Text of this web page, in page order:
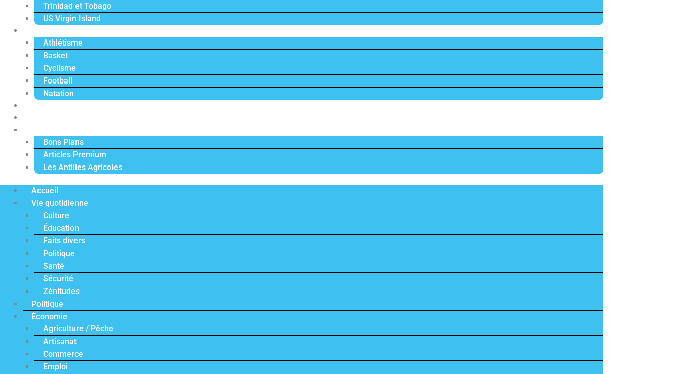
Trinidad et Tobago
US Virgin Island
Athlétisme
Basket
Cyclisme
Football
Natation
Bons Plans
Articles Premium
Les Antilles Agricoles
Accueil
Vie quotidienne
Culture
Éducation
Faits divers
Politique
Santé
Sécurité
Zénitudes
Politique
Économie
Agriculture / Pêche
Artisanat
Commerce
Emploi